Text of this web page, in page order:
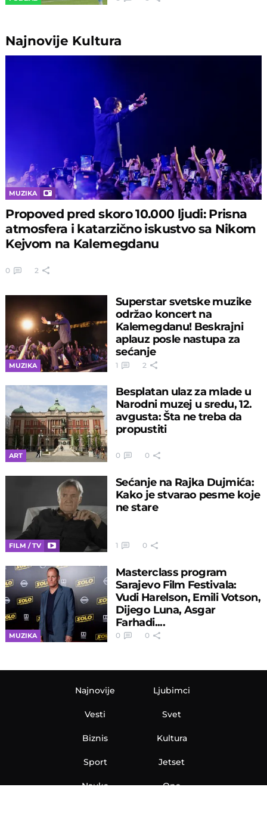
Najnovije Kultura
MUZIKA
Propoved pred skoro 10.000 ljudi: Prisna
atmosfera i katarzično iskustvo sa Nikom
Kejvom na Kalemegdanu
0 2
MUZIKA
Superstar svetske muzike
održao koncert na
Kalemegdanu! Beskrajni
aplauz posle nastupa za
sećanje
1 2
ART
Besplatan ulaz za mlade u
Narodni muzej u sredu, 12.
avgusta: Šta ne treba da
propustiti
0 0
FILM / TV
Sećanje na Rajka Dujmića:
Kako je stvarao pesme koje
ne stare
1 0
MUZIKA
Masterclass program
Sarajevo Film Festivala:
Vudi Harelson, Emili Votson,
Dijego Luna, Asgar
Farhadi....
0 0
Najnovije
Vesti
Biznis
Sport
Nauka
Ljubimci
Svet
Kultura
Jetset
Ona